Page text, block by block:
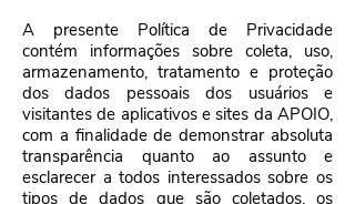
A presente Política de Privacidade
contém informações sobre coleta, uso,
armazenamento, tratamento e proteção
dos dados pessoais dos usuários e
visitantes de aplicativos e sites da APOIO,
com a finalidade de demonstrar absoluta
transparência quanto ao assunto e
esclarecer a todos interessados sobre os
tipos de dados que são coletados, os